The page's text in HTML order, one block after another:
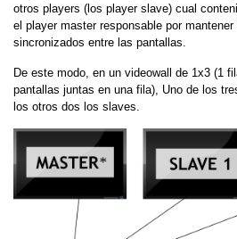
otros players (los player slave) cual
el player master responsable por
sincronizados entre las pantallas.
De este modo, en un videowall de 1x3 (1
pantallas juntas en una fila), Uno de los
los otros dos los slaves.